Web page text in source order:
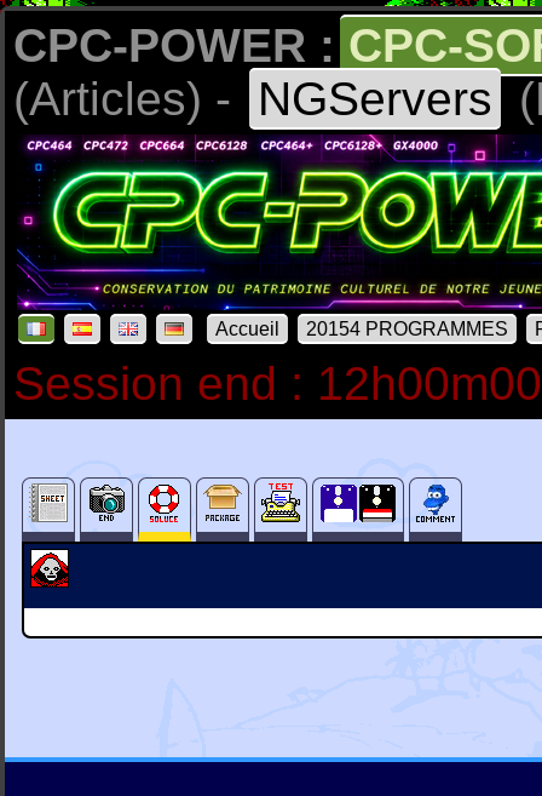
CPC-POWER : CPC-
(Articles) -
NGServers
Accueil 20154 PROGRAMMES
Session end :